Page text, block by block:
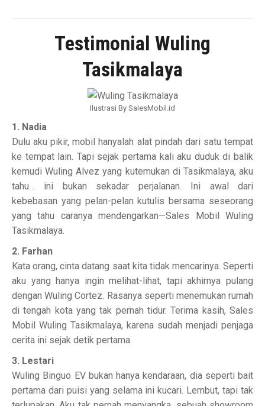
Testimonial Wuling
Tasikmalaya
Ilustrasi By SalesMobil.id
1. Nadia
Dulu aku pikir, mobil hanyalah alat pindah dari satu tempat
ke tempat lain. Tapi sejak pertama kali aku duduk di balik
kemudi Wuling Alvez yang kutemukan di Tasikmalaya, aku
tahu… ini bukan sekadar perjalanan. Ini awal dari
kebebasan yang pelan-pelan kutulis bersama seseorang
yang tahu caranya mendengarkan—Sales Mobil Wuling
Tasikmalaya.
2. Farhan
Kata orang, cinta datang saat kita tidak mencarinya. Seperti
aku yang hanya ingin melihat-lihat, tapi akhirnya pulang
dengan Wuling Cortez. Rasanya seperti menemukan rumah
di tengah kota yang tak pernah tidur. Terima kasih, Sales
Mobil Wuling Tasikmalaya, karena sudah menjadi penjaga
cerita ini sejak detik pertama.
3. Lestari
Wuling Binguo EV bukan hanya kendaraan, dia seperti bait
pertama dari puisi yang selama ini kucari. Lembut, tapi tak